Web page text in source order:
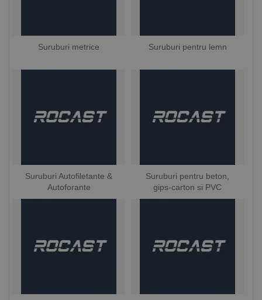
Suruburi metrice Suruburi pentru lemn
Suruburi Autofiletante &
Autoforante
Suruburi pentru beton,
gips-carton si PVC